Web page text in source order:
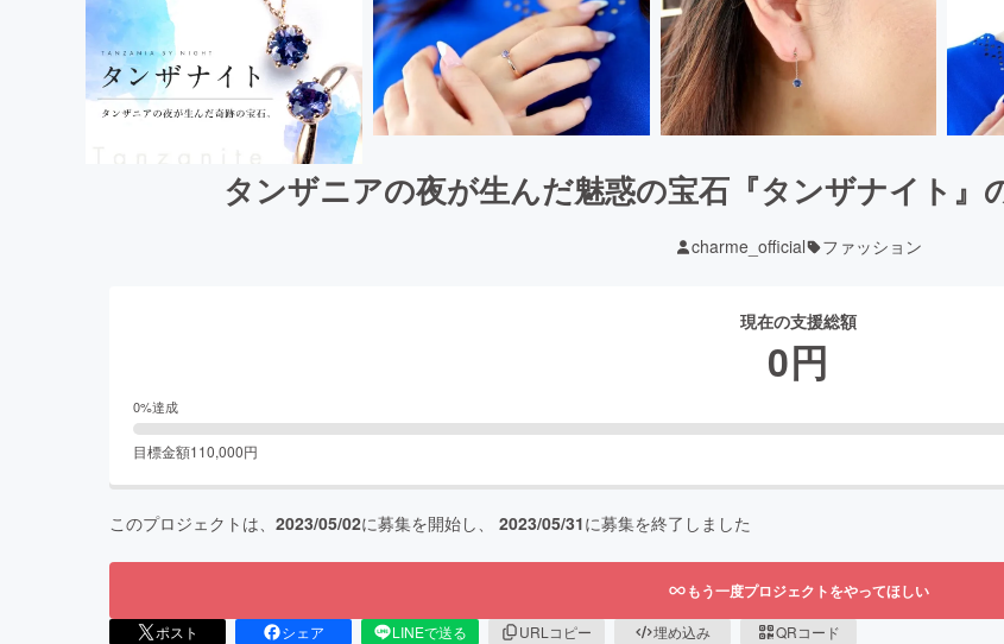
タンザニアの夜が生んだ魅惑の宝石『タンザナイト』
charme_official ファッション
現在の支援総額
0円
0%達成
目標金額110,000円
このプロジェクトは、 2023/05/02に募集を開始し、 2023/05/31に募集を終了しました
もう一度プロジェクトをやってほしい
ポスト シェア LINEで送る URLコピー 埋め込み QRコード